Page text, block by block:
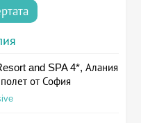
and SPA 4*, Алания
от София